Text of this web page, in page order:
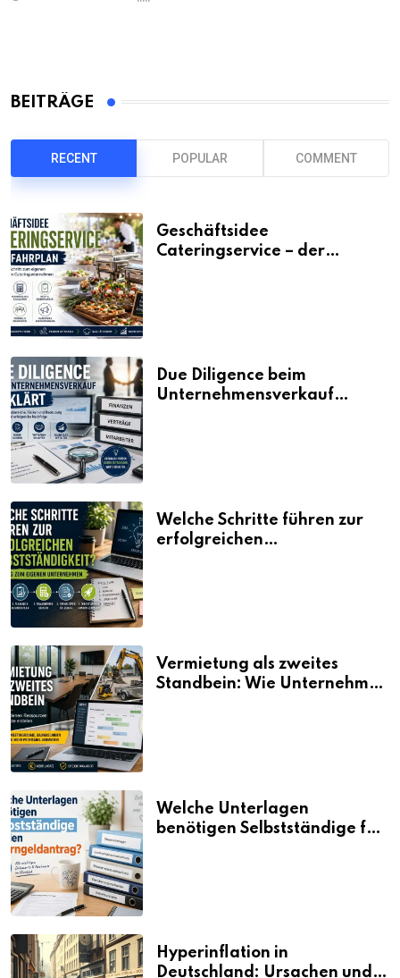
BEITRÄGE
RECENT POPULAR COMMENT
Geschäftsidee
Cateringservice – der
Due Diligence beim
Unternehmensverkauf
Welche Schritte führen zur
erfolgreichen
Vermietung als zweites
Standbein: Wie Unternehmen
Welche Unterlagen
benötigen Selbstständige für
Hyperinflation in
Deutschland: Ursachen und